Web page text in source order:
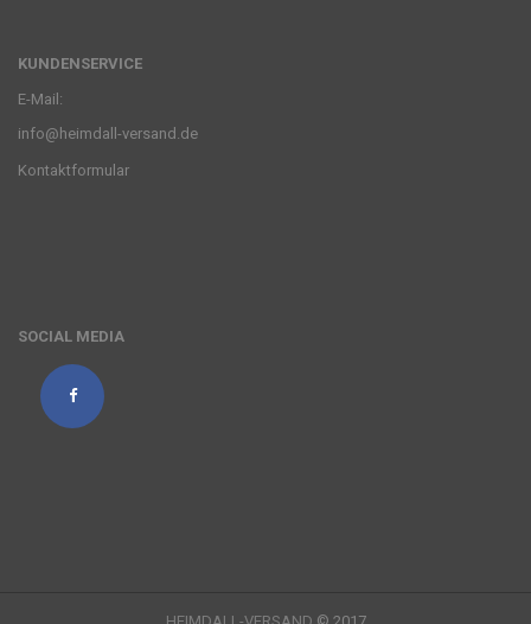
KUNDENSERVICE
E-Mail:
info@heimdall-versand.de
Kontaktformular
SOCIAL MEDIA